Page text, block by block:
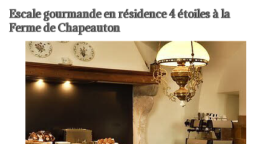
Escale gourmande en résidence 4 étoiles à la
Ferme de Chapeauton